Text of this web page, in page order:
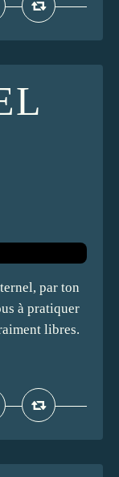
par ton
à pratiquer
libres.